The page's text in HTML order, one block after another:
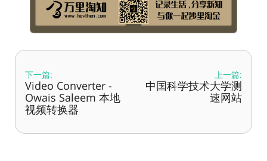
下一篇:
Video Converter -
Owais Saleem 本地
视频转换器
上一篇:
中国科学技术大学测
速网站